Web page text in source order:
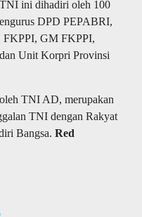
ini dihadiri oleh 100
DPD PEPABRI,
GM FKPPI,
Unit Korpri Provinsi
TNI AD, merupakan
TNI dengan Rakyat
Bangsa. Red